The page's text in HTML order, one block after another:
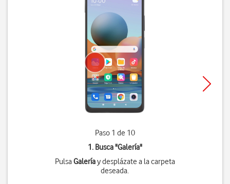
Paso 1 de 10
1. Busca "Galería"
PulsaGaleríay desplázate a la carpeta
deseada.